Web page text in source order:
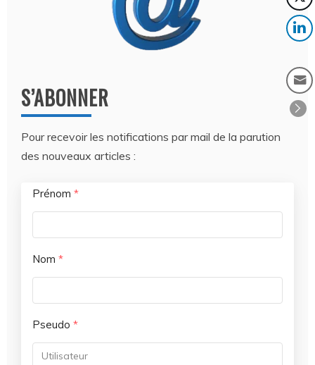
S’ABONNER
Pour recevoir les notifications par mail de la parution
des nouveaux articles :
Prénom *
Nom *
Pseudo *